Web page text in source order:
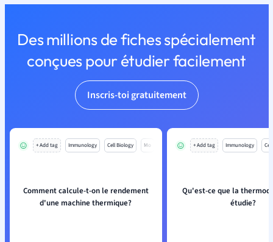
Des millions de fiches spécialement
conçues pour étudier facilement
Inscris-toi gratuitement
+ Add tag Immunology Cell Biology Mo
Comment calcule-t-on le rendement
d'une machine thermique?
+ Add tag Immunology
Qu'est-ce que la
étudie?